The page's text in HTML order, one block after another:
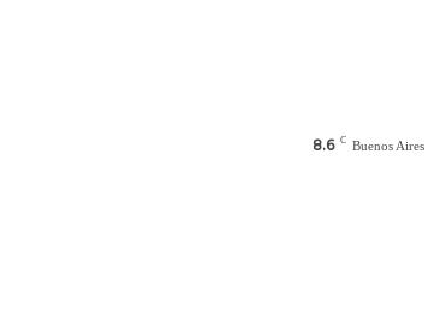
8.6 C Buenos Aires